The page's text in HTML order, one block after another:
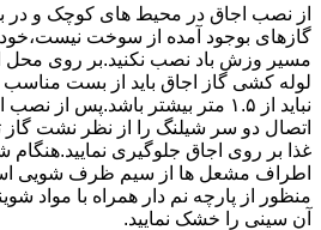
از نصب اجاق در محیط های کوچک و در
گازهای بوجود آمده از سوخت
مسیر وزش باد نصب نکنید.بر روی محل
لوله کشی گاز اجاق باید از بست
نباید از ۱.۵ متر بیشتر باشد.پس
اتصال دو سر شیلنگ را از نظر نشت گاز
غذا بر روی اجاق جلوگیری
اطراف مشعل ها از سیم ظرف شویی
منظور از پارچه نم دار همراه با مواد
آن سینی را خشک نمایید.